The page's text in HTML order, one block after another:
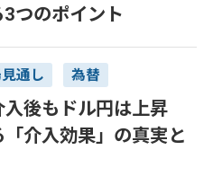
つのポイント
通し 為替
入後もドル円は上昇
介入効果」の真実と